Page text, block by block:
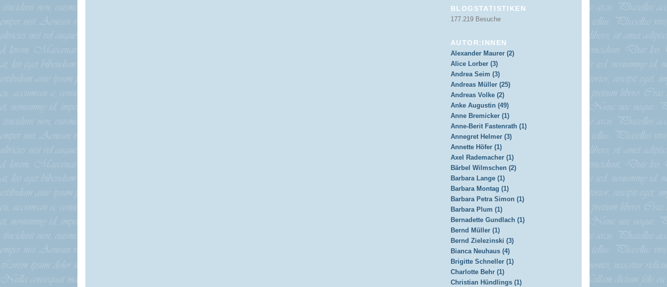
BLOGSTATISTIKEN
177.219 Besuche
AUTOR:INNEN
Alexander Maurer (2)
Alice Lorber (3)
Andrea Seim (3)
Andreas Müller (25)
Andreas Volke (2)
Anke Augustin (49)
Anne Bremicker (1)
Anne-Berit Fastenrath (1)
Annegret Helmer (3)
Annette Höfer (1)
Axel Rademacher (1)
Bärbel Wilmschen (2)
Barbara Lange (1)
Barbara Montag (1)
Barbara Petra Simon (1)
Barbara Plum (1)
Bernadette Gundlach (1)
Bernd Müller (1)
Bernd Zielezinski (3)
Bianca Neuhaus (4)
Brigitte Schneller (1)
Charlotte Behr (1)
Christian Hündlings (1)